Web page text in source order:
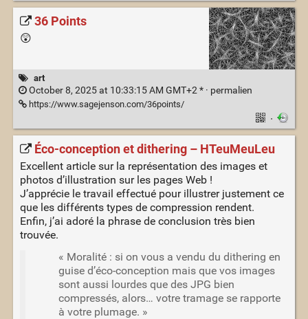
36 Points
😲
art
October 8, 2025 at 10:33:15 AM GMT+2 * · permalien
https://www.sagejenson.com/36points/
·
Éco-conception et dithering – HTeuMeuLeu
Excellent article sur la représentation des images et
photos d’illustration sur les pages Web !
J’apprécie le travail effectué pour illustrer justement ce
que les différents types de compression rendent.
Enfin, j’ai adoré la phrase de conclusion très bien
trouvée.
« Moralité : si on vous a vendu du dithering en
guise d’éco-conception mais que vos images
sont aussi lourdes que des JPG bien
compressés, alors… votre tramage se rapporte
à votre plumage. »